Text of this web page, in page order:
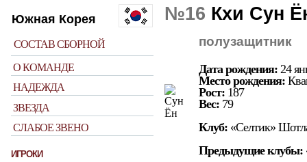
Южная Корея
СОСТАВ СБОРНОЙ
О КОМАНДЕ
НАДЕЖДА
ЗВЕЗДА
СЛАБОЕ ЗВЕНО
ИГРОКИ
№16 Кхи Сун
полузащитник
Дата рождения: 24
Место рождения:
Рост: 187
Вес: 79
Клуб: «Селтик»
Предыдущие клубы: